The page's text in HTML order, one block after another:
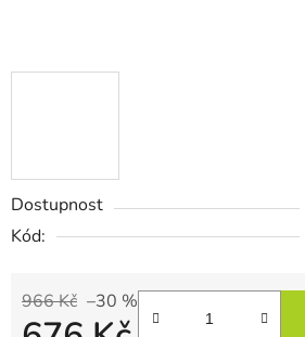
Dostupnost
Kód:
966 Kč –30 %